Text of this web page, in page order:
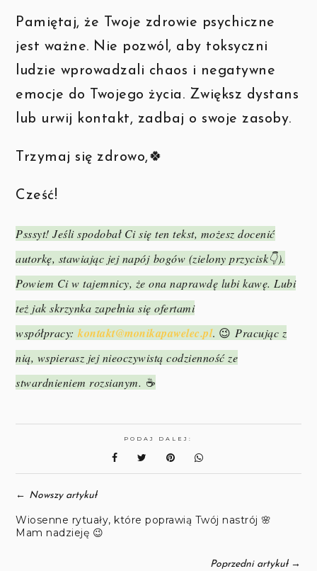
Pamiętaj, że Twoje zdrowie psychiczne
jest ważne. Nie pozwól, aby toksyczni
ludzie wprowadzali chaos i negatywne
emocje do Twojego życia. Zwiększ dystans
lub urwij kontakt, zadbaj o swoje zasoby.
Trzymaj się zdrowo,🍀
Cześć!
Psssyt! Jeśli spodobał Ci się ten tekst, możesz docenić
autorkę, stawiając jej napój bogów (zielony przycisk👇).
Powiem Ci w tajemnicy, że ona naprawdę lubi kawę. Lubi
też jak skrzynka zapełnia się ofertami
współpracy:kontakt@monikapawelec.pl. 😉Pracując z
nią, wspierasz jej nieoczywistą codzienność ze
stwardnieniem rozsianym. ☕
PODAJ DALEJ:
← Nowszy artykuł
Wiosenne rytuały, które poprawią Twój nastrój 🌸
Mam nadzieję 😉
Poprzedni artykuł→